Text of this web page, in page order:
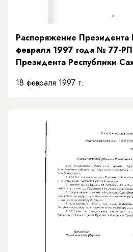
Распоряжение Президента
февраля 1997 года № 77-
Президента Республики
18 февраля 1997 г.